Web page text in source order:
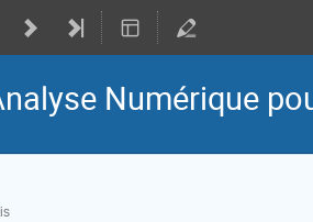
Numérique